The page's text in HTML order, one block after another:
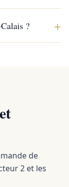
? +
de
2 et les